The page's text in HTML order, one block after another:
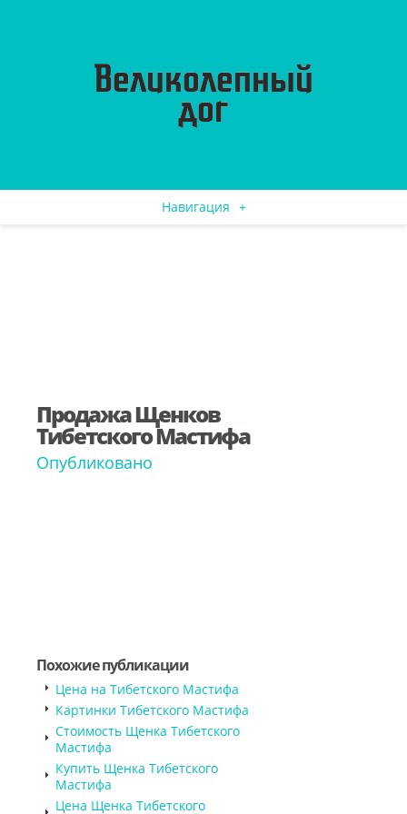
Навигация +
Продажа Щенков
Тибетского Мастифа
Опубликовано
Похожие публикации
Цена на Тибетского Мастифа
Картинки Тибетского Мастифа
Стоимость Щенка Тибетского
Мастифа
Купить Щенка Тибетского
Мастифа
Цена Щенка Тибетского